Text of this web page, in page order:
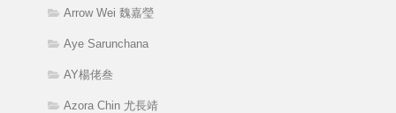
Arrow Wei 魏嘉瑩
Aye Sarunchana
AY楊佬叁
Azora Chin 尤長靖